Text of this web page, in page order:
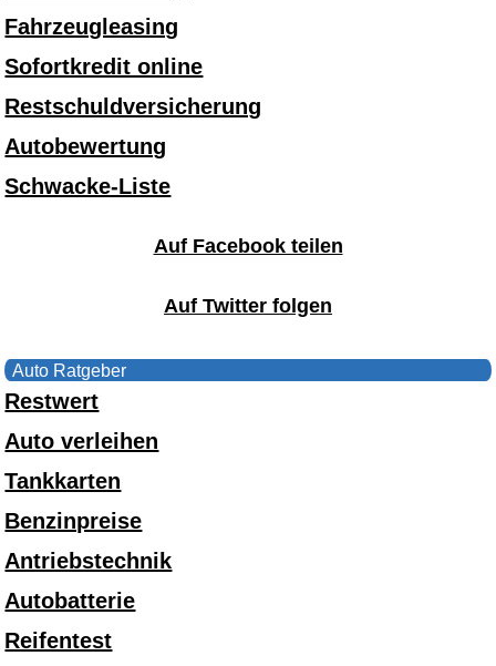
Fahrzeugleasing
Sofortkredit online
Restschuldversicherung
Autobewertung
Schwacke-Liste
Auf Facebook teilen
Auf Twitter folgen
Auto Ratgeber
Restwert
Auto verleihen
Tankkarten
Benzinpreise
Antriebstechnik
Autobatterie
Reifentest